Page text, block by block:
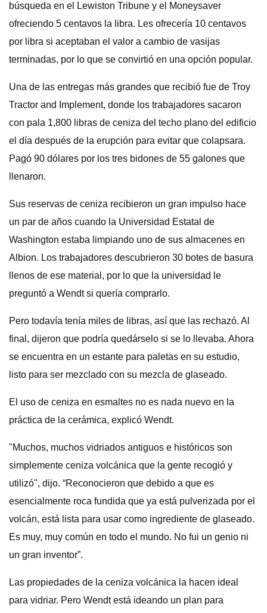
búsqueda en el Lewiston Tribune y el Moneysaver
ofreciendo 5 centavos la libra. Les ofrecería 10 centavos
por libra si aceptaban el valor a cambio de vasijas
terminadas, por lo que se convirtió en una opción popular.
Una de las entregas más grandes que recibió fue de Troy
Tractor and Implement, donde los trabajadores sacaron
con pala 1,800 libras de ceniza del techo plano del edificio
el día después de la erupción para evitar que colapsara.
Pagó 90 dólares por los tres bidones de 55 galones que
llenaron.
Sus reservas de ceniza recibieron un gran impulso hace
un par de años cuando la Universidad Estatal de
Washington estaba limpiando uno de sus almacenes en
Albion. Los trabajadores descubrieron 30 botes de basura
llenos de ese material, por lo que la universidad le
preguntó a Wendt si quería comprarlo.
Pero todavía tenía miles de libras, así que las rechazó. Al
final, dijeron que podría quedárselo si se lo llevaba. Ahora
se encuentra en un estante para paletas en su estudio,
listo para ser mezclado con su mezcla de glaseado.
El uso de ceniza en esmaltes no es nada nuevo en la
práctica de la cerámica, explicó Wendt.
"Muchos, muchos vidriados antiguos e históricos son
simplemente ceniza volcánica que la gente recogió y
utilizó", dijo. “Reconocieron que debido a que es
esencialmente roca fundida que ya está pulverizada por el
volcán, está lista para usar como ingrediente de glaseado.
Es muy, muy común en todo el mundo. No fui un genio ni
un gran inventor”.
Las propiedades de la ceniza volcánica la hacen ideal
para vidriar. Pero Wendt está ideando un plan para